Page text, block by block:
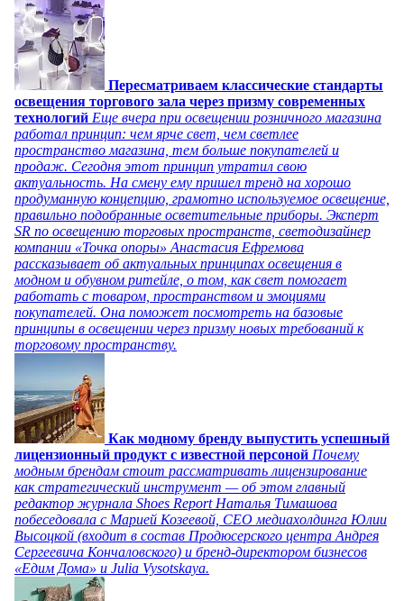
Пересматриваем классические стандарты
освещения торгового зала через призму современных
технологий Еще вчера при освещении розничного магазина
работал принцип: чем ярче свет, чем светлее
пространство магазина, тем больше покупателей и
продаж. Сегодня этот принцип утратил свою
актуальность. На смену ему пришел тренд на хорошо
продуманную концепцию, грамотно используемое освещение,
правильно подобранные осветительные приборы. Эксперт
SR по освещению торговых пространств, светодизайнер
компании «Точка опоры» Анастасия Ефремова
рассказывает об актуальных принципах освещения в
модном и обувном ритейле, о том, как свет помогает
работать с товаром, пространством и эмоциями
покупателей. Она поможет посмотреть на базовые
принципы в освещении через призму новых требований к
торговому пространству.
Как модному бренду выпустить успешный
лицензионный продукт с известной персоной Почему
модным брендам стоит рассматривать лицензирование
как стратегический инструмент — об этом главный
редактор журнала Shoes Report Наталья Тимашова
побеседовала с Марией Козеевой, СЕО медиахолдинга Юлии
Высоцкой (входит в состав Продюсерского центра Андрея
Сергеевича Кончаловского) и бренд-директором бизнесов
«Едим Дома» и Julia Vysotskaya.